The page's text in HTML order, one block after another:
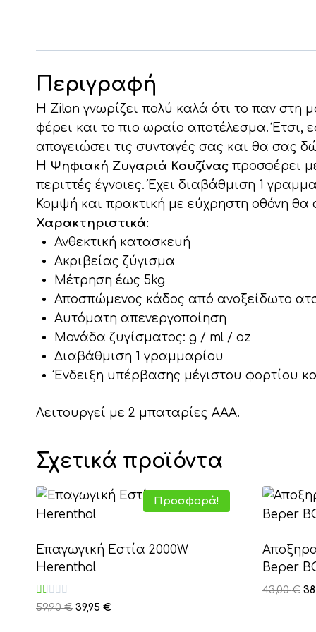
Περιγραφή
Η Zilan γνωρίζει πολύ καλά ότι το παν στη
φέρει και το πιο ωραίο αποτέλεσμα. Έτσι,
απογειώσει τις συνταγές σας και θα σας
Η Ψηφιακή Ζυγαριά Κουζίνας προσφέρει
περιττές έγνοιες. Έχει διαβάθμιση 1
Κομψή και πρακτική με εύχρηστη οθόνη θα
Χαρακτηριστικά:
Ανθεκτική κατασκευή
Ακριβείας ζύγισμα
Μέτρηση έως 5kg
Αποσπώμενος κάδος από ανοξείδωτο
Αυτόματη απενεργοποίηση
Μονάδα ζυγίσματος: g / ml / oz
Διαβάθμιση 1 γραμμαρίου
Ένδειξη υπέρβασης μέγιστου φορτίου
Λειτουργεί με 2 μπαταρίες AAA.
Σχετικά προϊόντα
Προσφορά!
Επαγωγική Εστία 2000W
Herenthal
Βαθμολογήθηκε
με
59,90€ Original
39,95 €
Beper
43,00€